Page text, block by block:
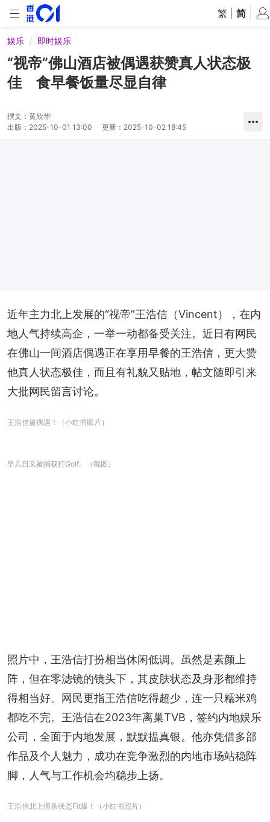
繁 简
娱乐 即时娱乐
“视帝”佛山酒店被偶遇获赞真人状态极
佳 食早餐饭量尽显自律
撰文： 黄欣华
出版： 2025-10-01 13:00 更新： 2025-10-02 18:45
近年主力北上发展的“视帝”王浩信（Vincent），在内
地人气持续高企，一举一动都备受关注。近日有网民
在佛山一间酒店偶遇正在享用早餐的王浩信，更大赞
他真人状态极佳，而且有礼貌又贴地，帖文随即引来
大批网民留言讨论。
王浩信被偶遇！（小红书照片）
早几日又被捕获打Golf。（截图）
照片中，王浩信打扮相当休闲低调。虽然是素颜上
阵，但在零滤镜的镜头下，其皮肤状态及身形都维持
得相当好。网民更指王浩信吃得超少，连一只糯米鸡
都吃不完。王浩信在2023年离巢TVB，签约内地娱乐
公司，全面于内地发展，默默揾真银。他亦凭借多部
作品及个人魅力，成功在竞争激烈的内地市场站稳阵
脚，人气与工作机会均稳步上扬。
王浩信北上搏杀状态Fit爆！（小红书照片）